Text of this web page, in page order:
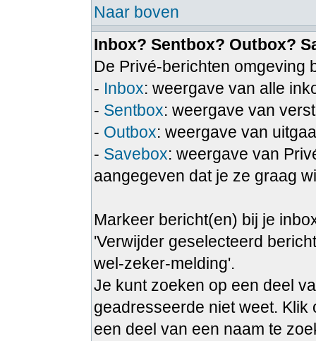
Naar boven
Inbox? Sentbox? Outbox?
De Privé-berichten omgeving
- Inbox: weergave van alle
- Sentbox: weergave van
- Outbox: weergave van
- Savebox: weergave van
aangegeven dat je ze graag
Markeer bericht(en) bij je
'Verwijder geselecteerd
wel-zeker-melding'.
Je kunt zoeken op een deel
geadresseerde niet weet.
een deel van een naam te